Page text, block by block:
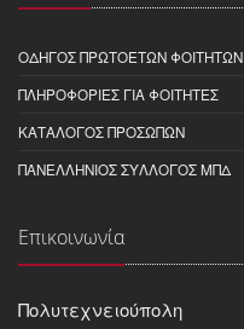
ΟΔΗΓΌΣ ΠΡΩΤΟΕΤΏΝ ΦΟΙΤΗΤΏΝ
ΠΛΗΡΟΦΟΡΊΕΣ ΓΙΑ ΦΟΙΤΗΤΈΣ
ΚΑΤΆΛΟΓΟΣ ΠΡΟΣΏΠΩΝ
ΠΑΝΕΛΛΉΝΙΟΣ ΣΎΛΛΟΓΟΣ ΜΠΔ
Επικοινωνία
Πολυτεχνειούπολη